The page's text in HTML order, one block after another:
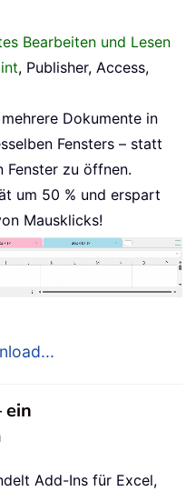
Bearbeiten und Lesen
, Publisher, Access,
Dokumente in
Fensters – statt
Fenster zu öffnen.
um 50 % und erspart
Mausklicks!
ein
Add-Ins für Excel,